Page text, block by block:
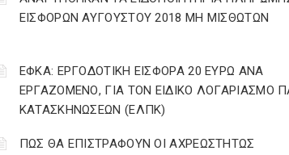
ΕΙΣΦΟΡΩΝ ΑΥΓΟΥΣΤΟΥ 2018 ΜΗ ΜΙΣΘΩΤΩΝ
ΕΦΚΑ: ΕΡΓΟΔΟΤΙΚΗ ΕΙΣΦΟΡΑ 20 ΕΥΡΩ ΑΝΑ
ΕΡΓΑΖΟΜΕΝΟ, ΓΙΑ ΤΟΝ ΕΙΔΙΚΟ ΛΟΓΑΡΙΑΣΜΟ
ΚΑΤΑΣΚΗΝΩΣΕΩΝ (ΕΛΠΚ)
ΠΩΣ ΘΑ ΕΠΙΣΤΡΑΦΟΥΝ ΟΙ ΑΧΡΕΩΣΤΗΤΩΣ